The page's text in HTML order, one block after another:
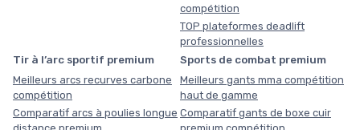
compétition
TOP plateformes deadlift
professionnelles
Tir à l’arc sportif premium
Meilleurs arcs recurves carbone
compétition
Comparatif arcs à poulies longue
Sports de combat premium
Meilleurs gants mma compétition
haut de gamme
Comparatif gants de boxe cuir